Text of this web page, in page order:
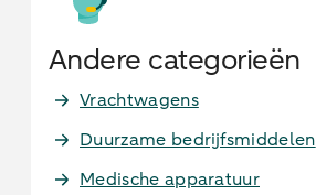
Andere categorieën
Vrachtwagens
Duurzame bedrijfsmiddelen
Medische apparatuur